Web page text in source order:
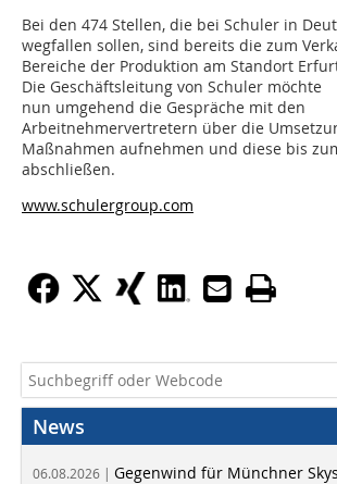
Bei den 474 Stellen, die bei Schuler in
wegfallen sollen, sind bereits die zum
Bereiche der Produktion am Standort
Die Geschäftsleitung von Schuler möchte
nun umgehend die Gespräche mit den
Arbeitnehmervertretern über die
Maßnahmen aufnehmen und diese bis
abschließen.
www.schulergroup.com
News
06.08.2026 | Gegenwind für Münchner